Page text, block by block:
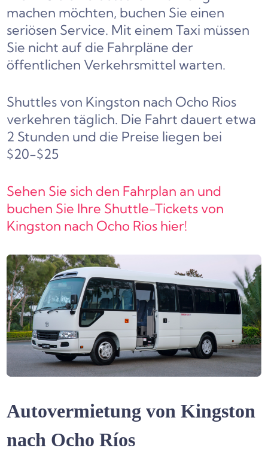
machen möchten, buchen Sie einen
seriösen Service. Mit einem Taxi müssen
Sie nicht auf die Fahrpläne der
öffentlichen Verkehrsmittel warten.
Shuttles von Kingston nach Ocho Rios
verkehren täglich. Die Fahrt dauert etwa
2 Stunden und die Preise liegen bei
$20-$25
Sehen Sie sich den Fahrplan an und
buchen Sie Ihre Shuttle-Tickets von
Kingston nach Ocho Rios hier!
Autovermietung von Kingston
nach Ocho Ríos